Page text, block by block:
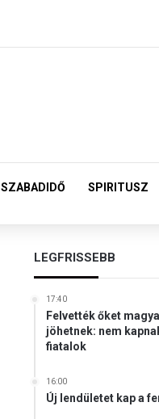
SZABADIDŐ SPIRITUSZ
LEGFRISSEBB
17:40
Felvették őket
jöhetnek: nem
fiatalok
16:00
Új lendületet kap a